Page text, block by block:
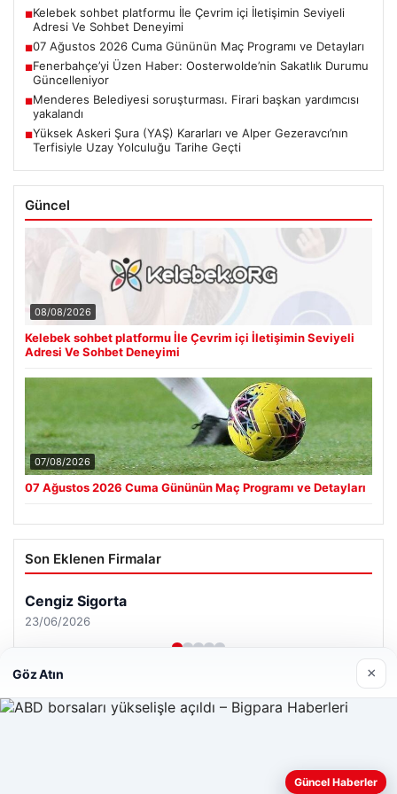
■Kelebek sohbet platformu İle Çevrim içi İletişimin Seviyeli
Adresi Ve Sohbet Deneyimi
■07 Ağustos 2026 Cuma Gününün Maç Programı ve Detayları
■Fenerbahçe’yi Üzen Haber: Oosterwolde’nin Sakatlık Durumu
Güncelleniyor
■Menderes Belediyesi soruşturması. Firari başkan yardımcısı
yakalandı
■Yüksek Askeri Şura (YAŞ) Kararları ve Alper Gezeravcı’nın
Terfisiyle Uzay Yolculuğu Tarihe Geçti
Güncel
08/08/2026
Kelebek sohbet platformu İle Çevrim içi İletişimin Seviyeli
Adresi Ve Sohbet Deneyimi
07/08/2026
07 Ağustos 2026 Cuma Gününün Maç Programı ve Detayları
Son Eklenen Firmalar
Web sitemizi nasıl kullandığınızı daha iyi anlayabilmek,
Göz Atın ×
Güncel Haberler